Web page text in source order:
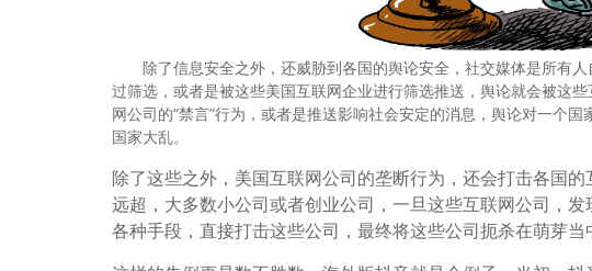
除了信息安全之外，还威胁到各国的舆论安全，社交媒体是所有人
过筛选，或者是被这些美国互联网企业进行筛选推送，舆论就会被这
网公司的“禁言”行为，或者是推送影响社会安定的消息，舆论对一个
国家大乱。
除了这些之外，美国互联网公司的垄断行为，还会打击各国
远超，大多数小公司或者创业公司，一旦这些互联网公司，
各种手段，直接打击这些公司，最终将这些公司扼杀在萌芽当